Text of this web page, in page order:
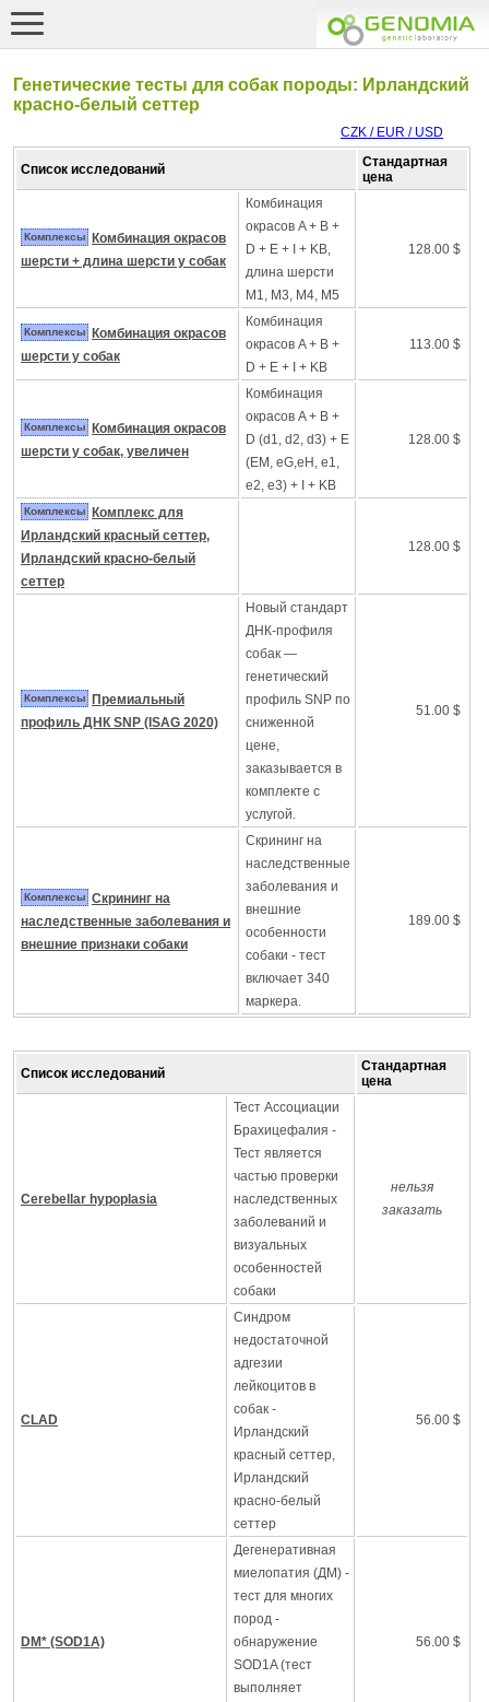
Генетические тесты для собак породы: Ирландский
красно-белый сеттер
CZK / EUR / USD
Список исследований
Стандартная
цена
Комплексы
Комбинация окрасов
шерсти + длина шерсти у собак
Комбинация
окрасов A + B +
D + E + I + KB,
длина шерсти
M1, M3, M4, M5
128.00 $
Комплексы
Комбинация окрасов
шерсти у собак
Комбинация
окрасов A + B +
D + E + I + KB
113.00 $
Комплексы
Комбинация окрасов
шерсти у собак, увеличен
Комбинация
окрасов A + B +
D (d1, d2, d3) + E
(EM, eG,eH, e1,
e2, e3) + I + KB
128.00 $
Комплексы
Комплекс для
Ирландский красный сеттер,
Ирландский красно-белый
сеттер
128.00 $
Комплексы
Премиальный
профиль ДНК SNP (ISAG 2020)
Новый стандарт
ДНК-профиля
собак —
генетический
профиль SNP по
сниженной
цене,
заказывается в
комплекте с
услугой.
51.00 $
Комплексы Скрининг на
наследственные заболевания и
внешние признаки собаки
Скрининг на
наследственные
заболевания и
внешние
особенности
собаки - тест
включает 340
маркера.
189.00 $
Список исследований
Стандартная
цена
Cerebellar hypoplasia
Тест Ассоциации
Брахицефалия -
Тест является
частью проверки
наследственных
заболеваний и
визуальных
особенностей
собаки
нельзя
заказать
CLAD
Синдром
недостаточной
адгезии
лейкоцитов в
собак -
Ирландский
красный сеттер,
Ирландский
красно-белый
сеттер
56.00 $
DM* (SOD1A)
Дегенеративная
миелопатия (ДМ) -
тест для многих
пород -
обнаружение
SOD1A (тест
выполняет
56.00 $